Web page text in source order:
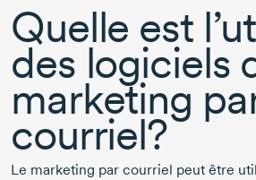
Quelle est
des logiciels
marketing
courriel?
Le marketing par courriel peut être